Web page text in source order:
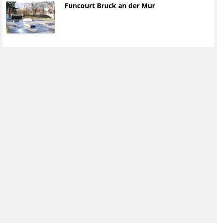
Funcourt Bruck an der Mur